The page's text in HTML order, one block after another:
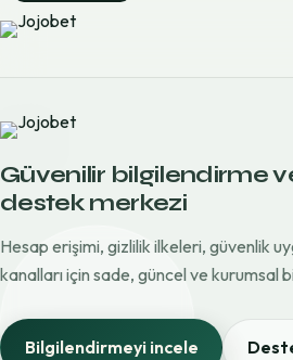
Güvenilir bilgilendirme
destek merkezi
Hesap erişimi, gizlilik ilkeleri, güvenlik
kanalları için sade, güncel ve kurumsal
Bilgilendirmeyi incele